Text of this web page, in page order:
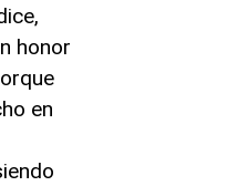
honor
en